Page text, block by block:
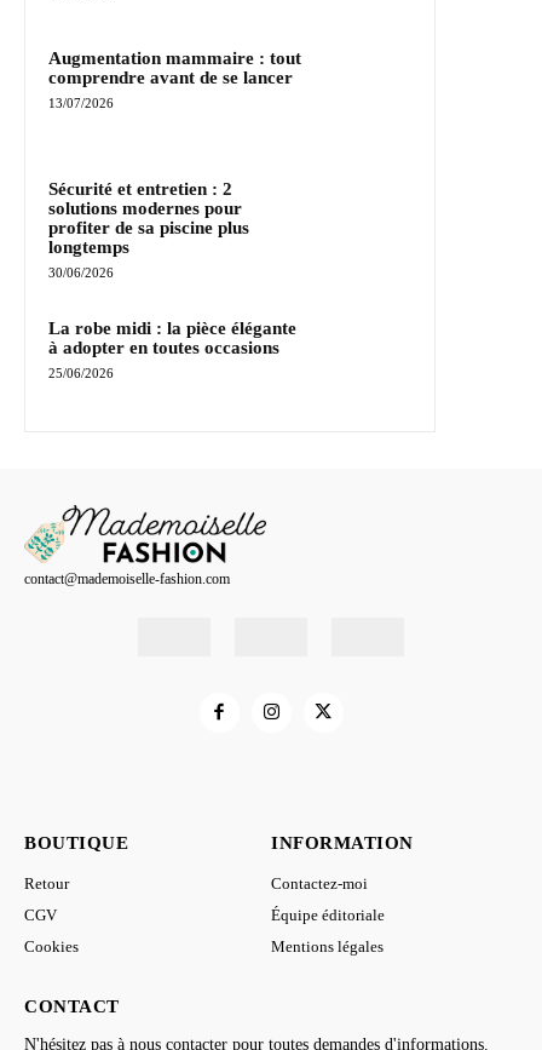
Augmentation mammaire : tout
comprendre avant de se lancer
13/07/2026
Sécurité et entretien : 2
solutions modernes pour
profiter de sa piscine plus
longtemps
30/06/2026
La robe midi : la pièce élégante
à adopter en toutes occasions
25/06/2026
contact@mademoiselle-fashion.com
BOUTIQUE
Retour
CGV
Cookies
INFORMATION
Contactez-moi
Équipe éditoriale
Mentions légales
CONTACT
N'hésitez pas à nous contacter pour toutes demandes d'informations.